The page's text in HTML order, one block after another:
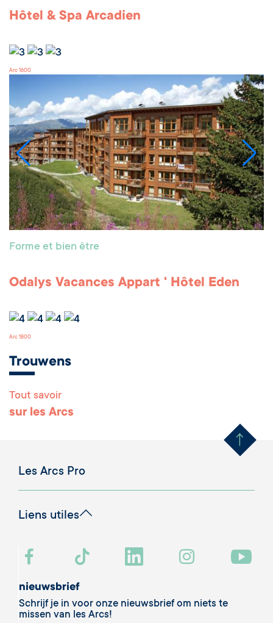
Hôtel & Spa Arcadien
Arc 1600
Forme et bien être
Odalys Vacances Appart ' Hôtel Eden
Arc 1800
Trouwens
Tout savoir
sur les Arcs Remonter
Les Arcs Pro
Liens utiles
nieuwsbrief
Schrijf je in voor onze nieuwsbrief om niets te
missen van les Arcs!